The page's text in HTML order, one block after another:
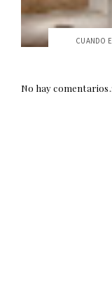
CUANDO
No hay comentarios.: